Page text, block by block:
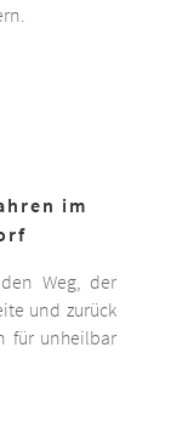
im
Weg, der
und zurück
für unheilbar